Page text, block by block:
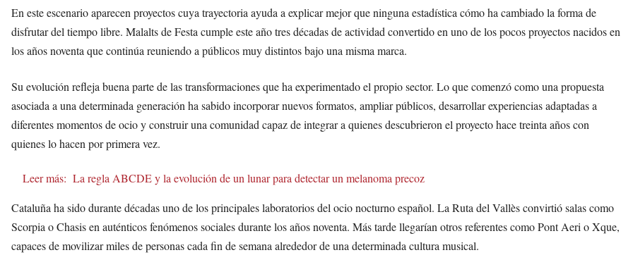
En este escenario aparecen proyectos cuya trayectoria ayuda a explicar mejor que ninguna estadística cómo ha cambiado la forma de
disfrutar del tiempo libre. Malalts de Festa cumple este año tres décadas de actividad convertido en uno de los pocos proyectos nacidos en
los años noventa que continúa reuniendo a públicos muy distintos bajo una misma marca.
Su evolución refleja buena parte de las transformaciones que ha experimentado el propio sector. Lo que comenzó como una propuesta
asociada a una determinada generación ha sabido incorporar nuevos formatos, ampliar públicos, desarrollar experiencias adaptadas a
diferentes momentos de ocio y construir una comunidad capaz de integrar a quienes descubrieron el proyecto hace treinta años con
quienes lo hacen por primera vez.
Leer más: La regla ABCDE y la evolución de un lunar para detectar un melanoma precoz
Cataluña ha sido durante décadas uno de los principales laboratorios del ocio nocturno español. La Ruta del Vallès convirtió salas como
Scorpia o Chasis en auténticos fenómenos sociales durante los años noventa. Más tarde llegarían otros referentes como Pont Aeri o Xque,
capaces de movilizar miles de personas cada fin de semana alrededor de una determinada cultura musical.